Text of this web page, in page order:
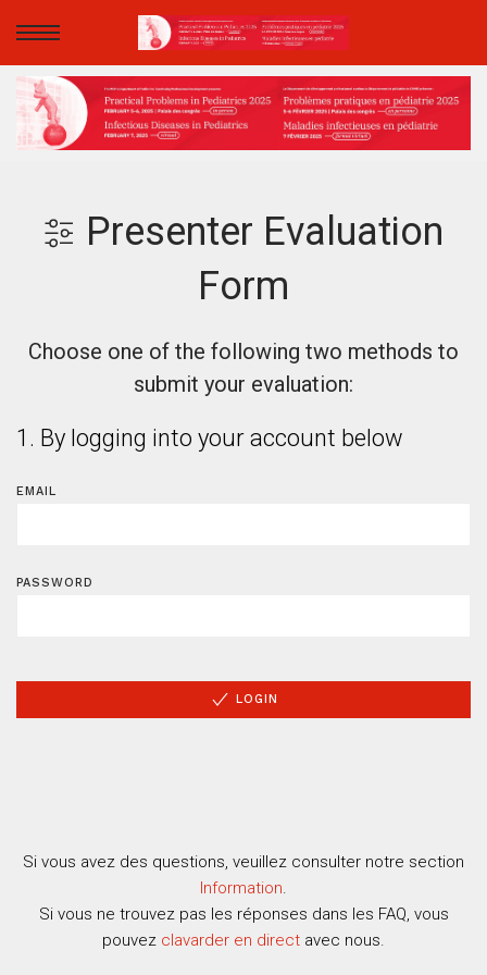
Presenter Evaluation
Form
Choose one of the following two methods to
submit your evaluation:
1. By logging into your account below
EMAIL
PASSWORD
LOGIN
Si vous avez des questions, veuillez consulter notre section
Information.
Si vous ne trouvez pas les réponses dans les FAQ, vous
pouvez clavarder en direct avec nous.